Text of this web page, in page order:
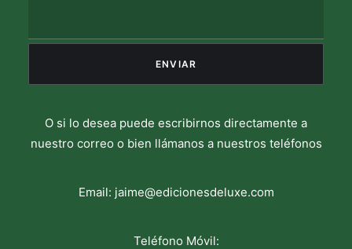
O si lo desea puede escribirnos directamente a
nuestro correo o bien llámanos a nuestros teléfonos
Email: jaime@edicionesdeluxe.com
Teléfono Móvil: